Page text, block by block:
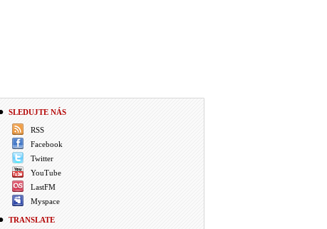
SLEDUJTE NÁS
RSS
Facebook
Twitter
YouTube
LastFM
Myspace
TRANSLATE